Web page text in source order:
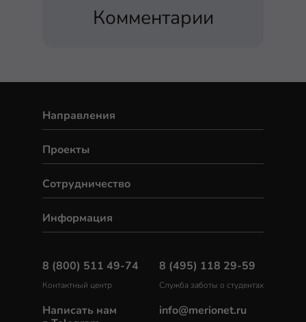
Комментарии
Направления
Сотрудничество
Проекты
Информация
8 (800) 511 49-74
Контактный центр
Написать нам
8 (495) 118 29-59
Служба заботы о студентах
info@merionet.ru